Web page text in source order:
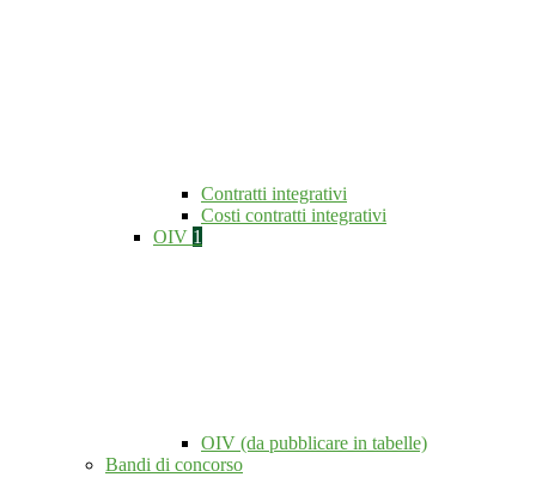
Contratti integrativi
Costi contratti integrativi
OIV 1
OIV (da pubblicare in tabelle)
Bandi di concorso